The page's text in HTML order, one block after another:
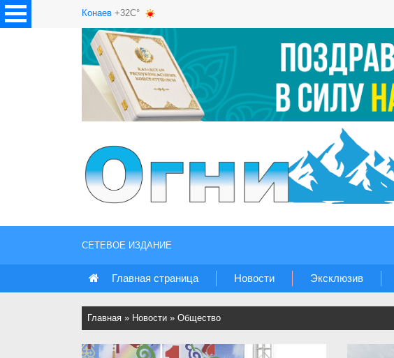
Конаев +32C°
СЕТЕВОЕ ИЗДАНИЕ
Главная страница Новости Эксклюзив
Главная » Новости » Общество